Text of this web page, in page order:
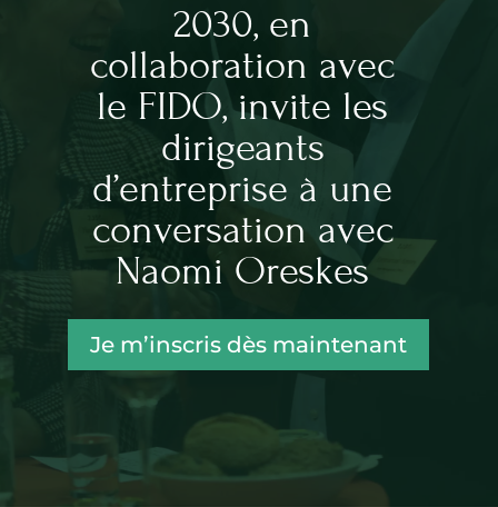
2030, en
collaboration avec
le FIDO, invite les
dirigeants
d’entreprise à une
conversation avec
Naomi Oreskes
Je m’inscris dès maintenant